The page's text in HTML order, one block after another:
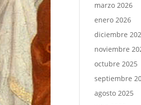
marzo 2026
enero 2026
diciembre
noviembre
octubre 2025
septiembre
agosto 2025